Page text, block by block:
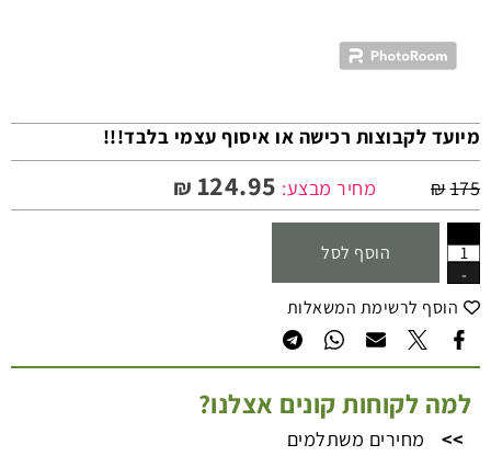
מיועד לקבוצות רכישה או איסוף עצמי בלבד!!!
₪175 מחיר מבצע: ₪ 124.95
הוסף לסל
הוסף לרשימת המשאלות
למה לקוחות קונים אצלנו?
>>
מחירים משתלמים